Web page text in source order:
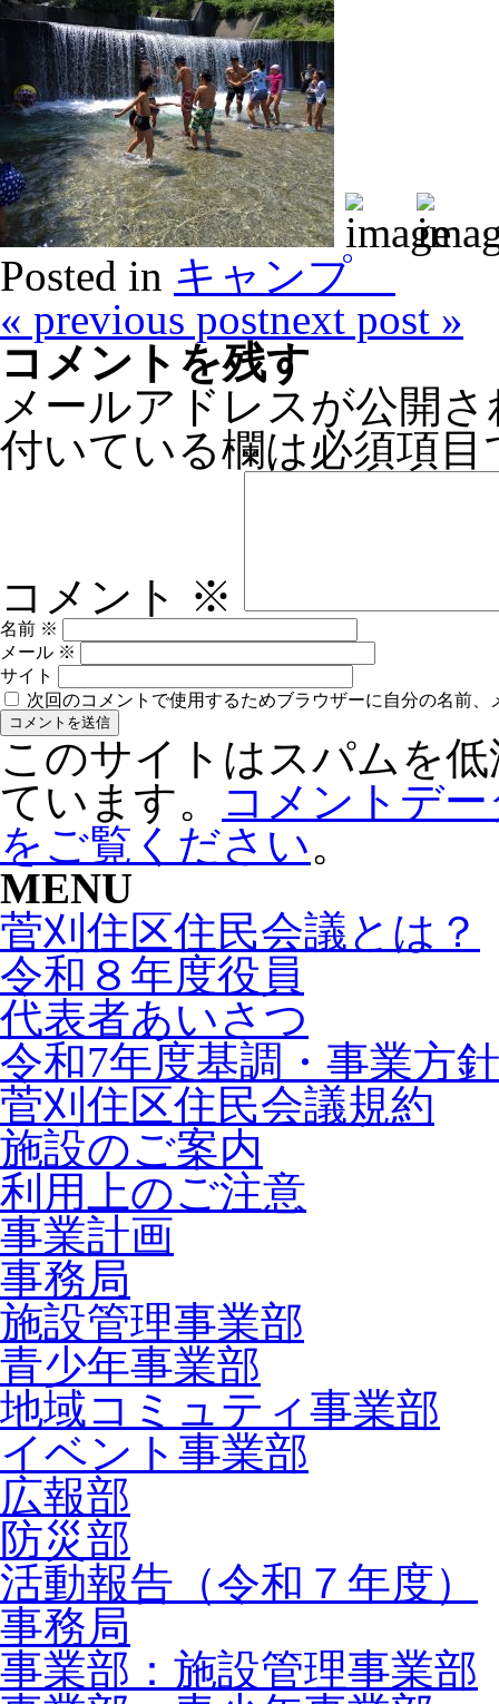
Posted in キャンプ
« previous postnext post »
コメントを残す
メールアドレスが公開
付いている欄は必須項目
コメント ※
名前 ※
メール ※
サイト
次回のコメントで使用するためブラウザーに自分の名前
このサイトはスパムを
ています。
コメントデ
をご覧ください。
MENU
菅刈住区住民会議とは？
令和８年度役員
代表者あいさつ
令和7年度基調・事業方針
菅刈住区住民会議規約
施設のご案内
利用上のご注意
事業計画
事務局
施設管理事業部
青少年事業部
地域コミュティ事業部
イベント事業部
広報部
防災部
活動報告（令和７年度）
事務局
事業部：施設管理事業部